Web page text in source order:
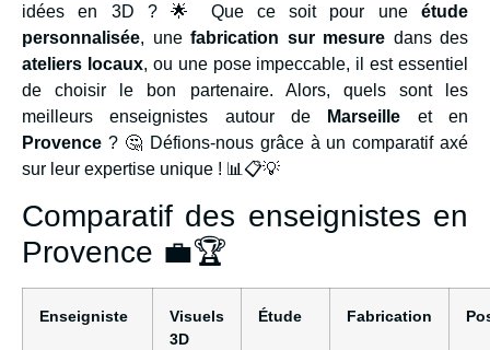
idées en 3D ? 🌟 Que ce soit pour une étude
personnalisée, une fabrication sur mesure dans des
ateliers locaux, ou une pose impeccable, il est essentiel
de choisir le bon partenaire. Alors, quels sont les
meilleurs enseignistes autour de
Marseille et en
Provence ? 🤔 Défions-nous grâce à un comparatif axé
sur leur expertise unique ! 📊📋💡
Comparatif des enseignistes en
Provence 💼🏆
Enseigniste
Visuels
3D
Étude Fabrication